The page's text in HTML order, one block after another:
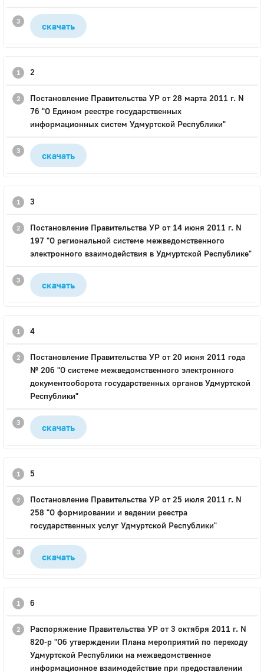
скачать
2
Постановление Правительства УР от 28 марта 2011 г. N
76 "О Едином реестре государственных
информационных систем Удмуртской Республики"
скачать
3
Постановление Правительства УР от 14 июня 2011 г. N
197 "О региональной системе межведомственного
электронного взаимодействия в Удмуртской Республике"
скачать
4
Постановление Правительства УР от 20 июня 2011 года
№ 206 "О системе межведомственного электронного
документооборота государственных органов Удмуртской
Республики"
скачать
5
Постановление Правительства УР от 25 июля 2011 г. N
258 "О формировании и ведении реестра
государственных услуг Удмуртской Республики"
скачать
6
Распоряжение Правительства УР от 3 октября 2011 г. N
820-р "Об утверждении Плана мероприятий по переходу
Удмуртской Республики на межведомственное
информационное взаимодействие при предоставлении